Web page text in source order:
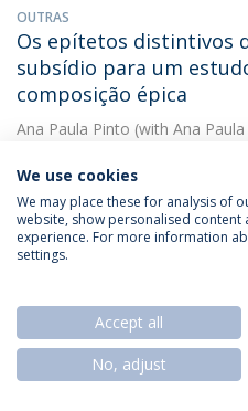
OUTRAS
Os epítetos distintivos
subsídio para um
composição épica
Ana Paula Pinto (with Ana
OUTRAS
Os Epítetos Distintivos
Ana Paula Pinto(with Pinto, Ana
Filosofia
We use cookies
We may place these for analysis of
website, show personalised content
experience. For more information
settings.
Accept all
No, adjust